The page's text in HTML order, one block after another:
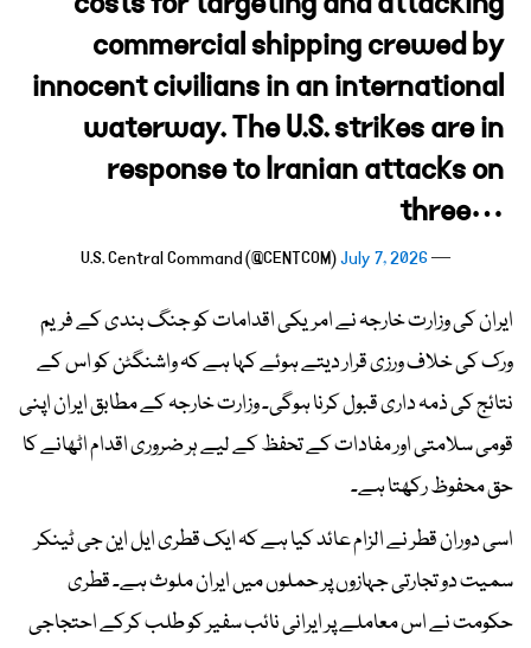
commercial shipping crewed by
innocent civilians in an international
waterway. The U.S. strikes are in
response to Iranian attacks on
three…
— U.S. Central Command (@CENTCOM)
July 7, 2026
ایران کی وزارت خارجہ نے امریکی اقدامات کو جنگ بندی کے فریم
ورک کی خلاف ورزی قرار دیتے ہوئے کہا ہے کہ واشنگٹن کو اس کے
نتائج کی ذمہ داری قبول کرنا ہوگی۔ وزارت خارجہ کے مطابق ایران اپنی
قومی سلامتی اور مفادات کے تحفظ کے لیے ہر ضروری اقدام اٹھانے کا
حق محفوظ رکھتا ہے۔
اسی دوران قطر نے الزام عائد کیا ہے کہ ایک قطری ایل این جی ٹینکر
سمیت دو تجارتی جہازوں پر حملوں میں ایران ملوث ہے۔ قطری
حکومت نے اس معاملے پر ایرانی نائب سفیر کو طلب کرکے احتجاجی